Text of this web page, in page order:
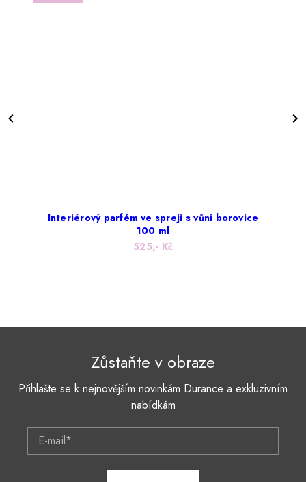
Interiérový parfém ve spreji s vůní borovice
100 ml
525,- Kč
Zůstaňte v obraze
Přihlašte se k nejnovějším novinkám Durance a exkluzivním
nabídkám
E-mail*